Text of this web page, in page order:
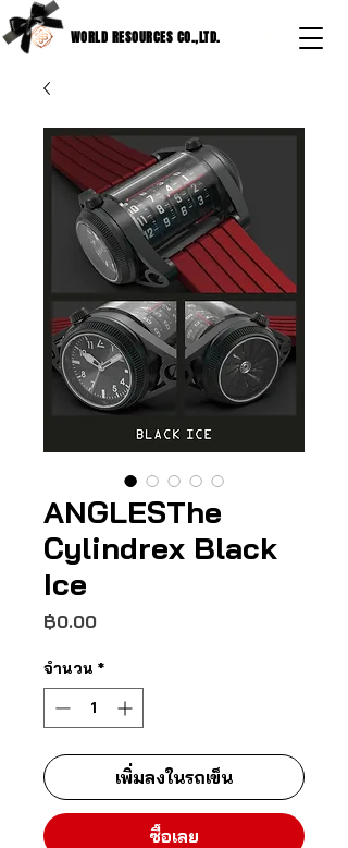
WORLD RESOURCES CO.,LTD.
ANGLESThe
Cylindrex Black
Ice
฿0.00ราคา
จำนวน *
เพิ่มลงในรถเข็น
ซื้อเลย